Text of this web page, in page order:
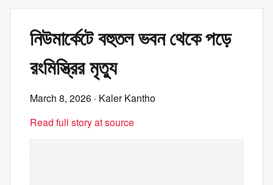
নিউমার্কেটে বহুতল ভবন থেকে পড়ে
রংমিস্ত্রির মৃত্যু
March 8, 2026 · Kaler Kantho
Read full story at source